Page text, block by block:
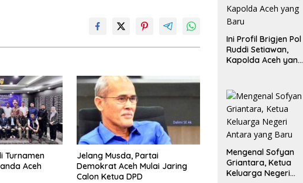
Turnamen
Aceh
Jelang Musda, Partai
Demokrat Aceh Mulai Jaring
Calon Ketua DPD
Ini Profil Brigjen Pol
Ruddi Setiawan,
Kapolda Aceh yang
Mengenal Sofyan
Griantara, Ketua
Keluarga Negeri